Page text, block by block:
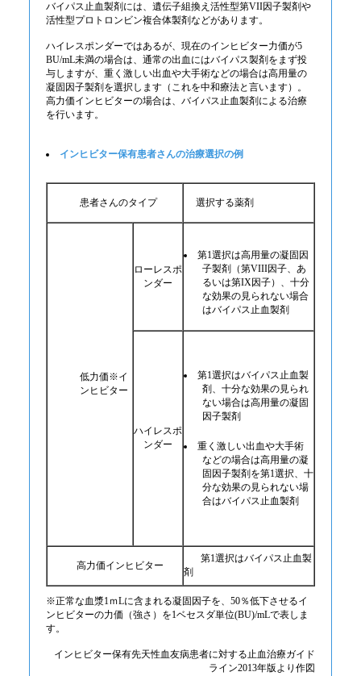
バイパス止血製剤には、遺伝子組換え活性型第VII因子製剤や
活性型プロトロンビン複合体製剤などがあります。
ハイレスポンダーではあるが、現在のインヒビター力価が5
BU/mL未満の場合は、通常の出血にはバイパス製剤をまず投
与しますが、重く激しい出血や大手術などの場合は高用量の
凝固因子製剤を選択します（これを中和療法と言います）。
高力価インヒビターの場合は、バイパス止血製剤による治療
を行います。
インヒビター保有患者さんの治療選択の例
患者さんのタイプ 選択する薬剤
低力価※イ
ンヒビター
ローレスポ
ンダー
第1選択は高用量の凝固因
子製剤（第VIII因子、あ
るいは第IX因子）、十分
な効果の見られない場合
はバイパス止血製剤
ハイレスポ
ンダー
第1選択はバイパス止血製
剤、十分な効果の見られ
ない場合は高用量の凝固
因子製剤
重く激しい出血や大手術
などの場合は高用量の凝
固因子製剤を第1選択、十
分な効果の見られない場
合はバイパス止血製剤
高力価インヒビター
第1選択はバイパス止血製
剤
※正常な血漿1ｍLに含まれる凝固因子を、50％低下させるイ
ンヒビターの力価（強さ）を1ベセスダ単位(BU)/mLで表しま
す。
インヒビター保有先天性血友病患者に対する止血治療ガイド
ライン2013年版より作図